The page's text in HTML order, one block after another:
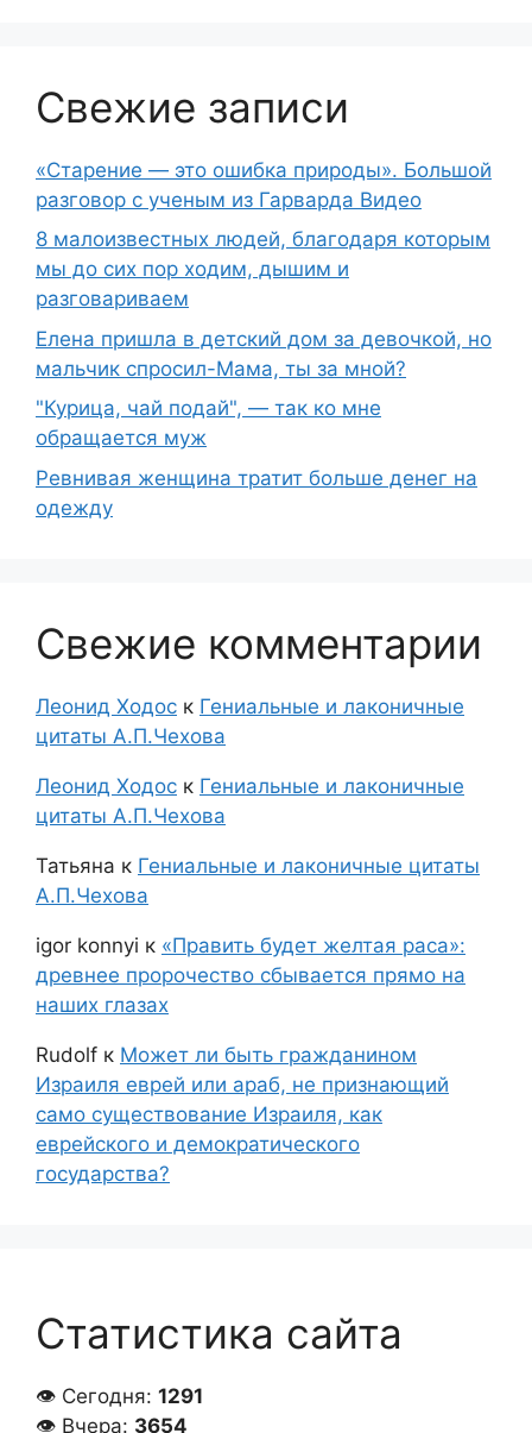
Свежие записи
«Старение — это ошибка природы». Большой
разговор с ученым из Гарварда Видео
8 малоизвестных людей, благодаря которым
мы до сих пор ходим, дышим и
разговариваем
Елена пришла в детский дом за девочкой, но
мальчик спросил-Мама, ты за мной?
"Курица, чай подай", — так ко мне
обращается муж
Ревнивая женщина тратит больше денег на
одежду
Свежие комментарии
Леонид Ходос к Гениальные и лаконичные
цитаты А.П.Чехова
Леонид Ходос к Гениальные и лаконичные
цитаты А.П.Чехова
Татьяна к Гениальные и лаконичные цитаты
А.П.Чехова
igor konnyi к «Править будет желтая раса»:
древнее пророчество сбывается прямо на
наших глазах
Rudolf к Может ли быть гражданином
Израиля еврей или араб, не признающий
само существование Израиля, как
еврейского и демократического
государства?
Статистика сайта
👁 Сегодня: 1291
👁 Вчера: 3654